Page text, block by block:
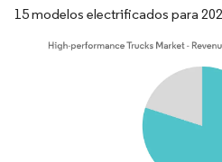
15 modelos electrificados para